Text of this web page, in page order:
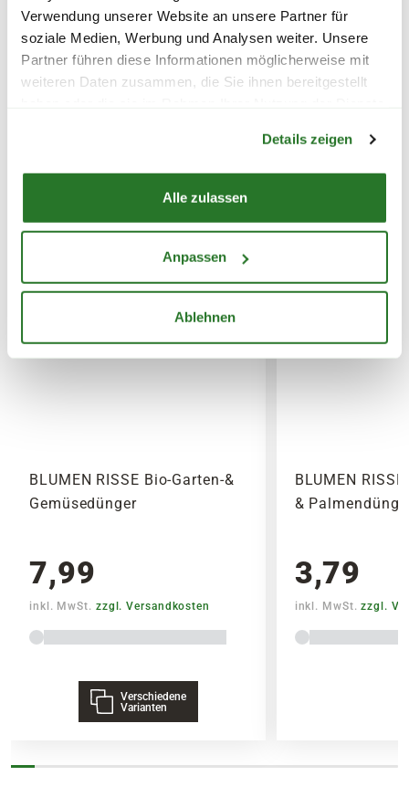
Verwendung unserer Website an unsere Partner für
soziale Medien, Werbung und Analysen weiter. Unsere
Partner führen diese Informationen möglicherweise mit
weiteren Daten zusammen, die Sie ihnen bereitgestellt
Details zeigen
Alle zulassen
Anpassen
Ablehnen
Lieferhinweise
FOLGENDE VERSANDKOSTEN
PAKETVERSAND
6,95€für Standardpakete (z.B.Dünger oder
Varianten
BLUMEN RISSE Bio-Garten-&
Gemüsedünger
7,99
inkl. MwSt. zzgl. Versandkosten
Verschiedene
Varianten
BLUMEN
&
3,79
inkl. MwSt.zzgl.